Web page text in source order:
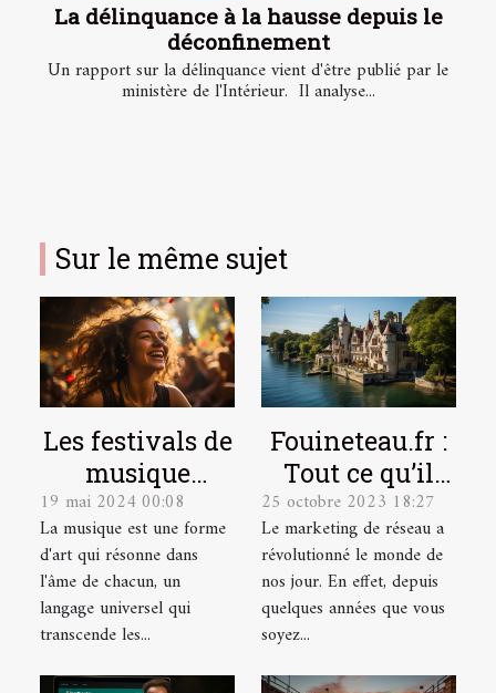
La délinquance à la hausse depuis le
déconfinement
Un rapport sur la délinquance vient d'être publié par le
ministère de l'Intérieur. Il analyse...
Sur le même sujet
Les festivals de
musique
indépendante
et leur
contribution à
la scène
culturelle
19 mai 2024 00:08
La musique est une forme
d'art qui résonne dans
l'âme de chacun, un
langage universel qui
transcende les...
Fouineteau.fr :
Tout ce qu’il
faut savoir sur
ce site
25 octobre 2023 18:27
Le marketing de réseau a
révolutionné le monde de
nos jour. En effet, depuis
quelques années que vous
soyez...